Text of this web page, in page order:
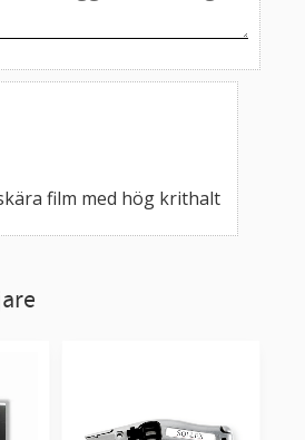
film med hög krithalt